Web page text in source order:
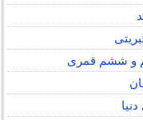
و ششم قمری